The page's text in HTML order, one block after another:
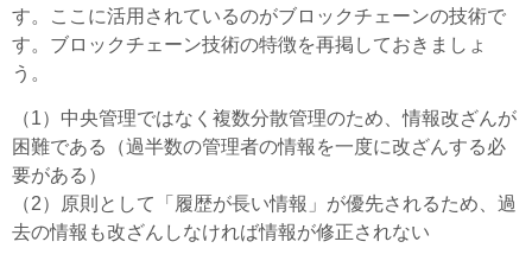
す。ここに活用されているのがブロックチェーンの技術で
す。ブロックチェーン技術の特徴を再掲しておきましょ
う。
（1）中央管理ではなく複数分散管理のため、情報改ざんが
困難である（過半数の管理者の情報を一度に改ざんする必
要がある）
（2）原則として「履歴が長い情報」が優先されるため、過
去の情報も改ざんしなければ情報が修正されない